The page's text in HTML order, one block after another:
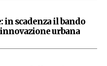
scadenza il bando
urbana